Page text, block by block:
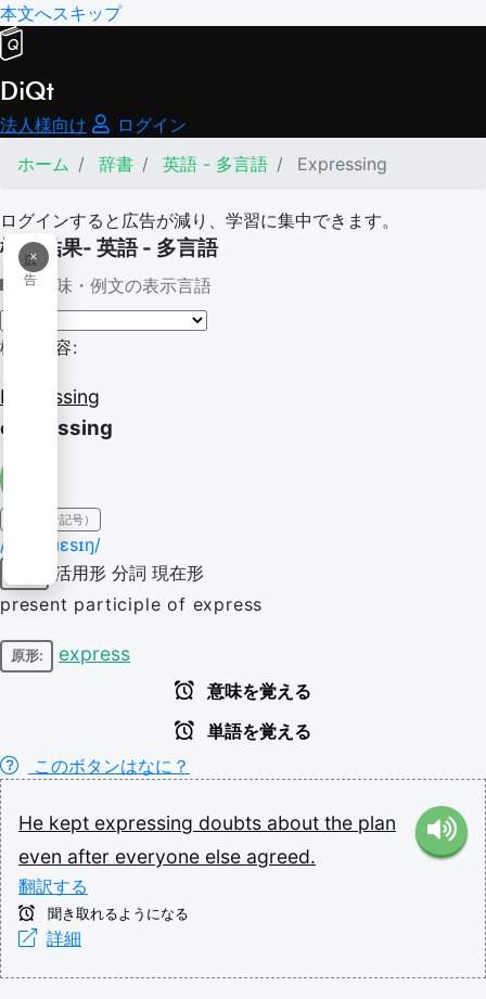
本文へスキップ
DiQt
法人様向け
ログイン
ホーム
辞書 英語 - 多言語 Expressing
ログインすると広告が減り、学習に集中できます。
×
広
告
検索結果- 英語 - 多言語
意味・例文の表示言語
検索内容:
Expressing
expressing
IPA（発音記号）
/ɛk.ˈspɹɛsɪŋ/
活用形 分詞 現在形
present participle of express
原形: express
意味を覚える
単語を覚える
このボタンはなに？
He kept expressing doubts about the plan
even after everyone else agreed.
翻訳する
聞き取れるようになる
詳細